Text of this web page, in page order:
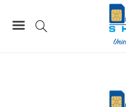
SIM Tim Numero Facile